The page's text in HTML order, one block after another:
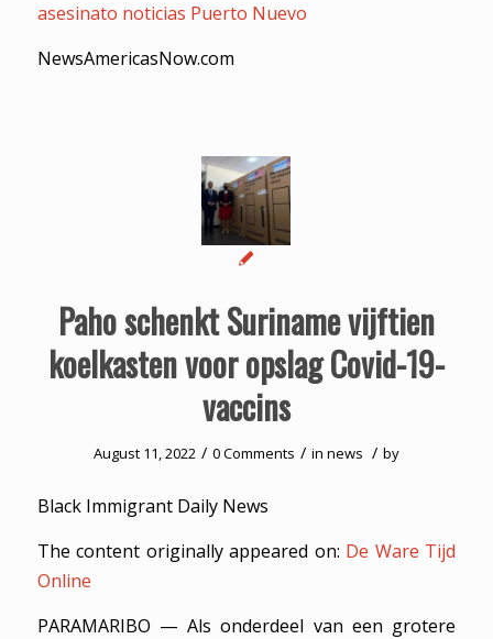
asesinato noticias Puerto Nuevo
NewsAmericasNow.com
Paho schenkt Suriname vijftien
koelkasten voor opslag Covid-19-
vaccins
August 11, 2022 / 0 Comments / in news / by
Black Immigrant Daily News
The content originally appeared on: De Ware Tijd
Online
PARAMARIBO — Als onderdeel van een grotere